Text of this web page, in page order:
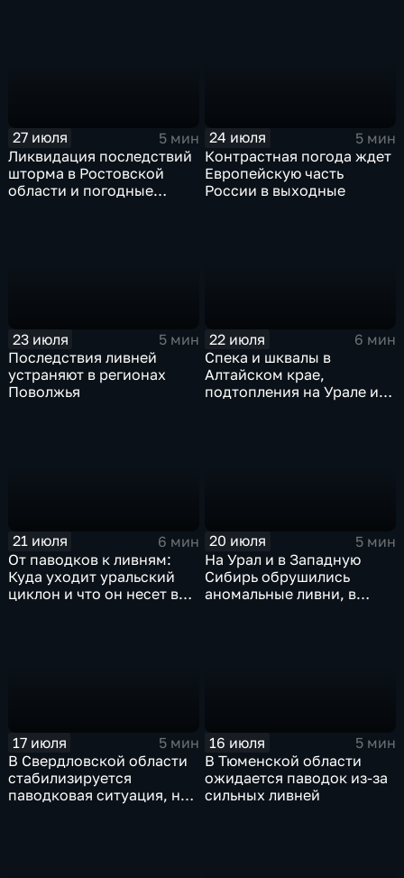
27 июля
5 мин
Ликвидация последствий
шторма в Ростовской
области и погодные
24 июля
5 мин
Контрастная погода ждет
Европейскую часть
России в выходные
23 июля
5 мин
Последствия ливней
устраняют в регионах
Поволжья
22 июля
6 мин
Спека и шквалы в
Алтайском крае,
подтопления на Урале и
21 июля
6 мин
От паводков к ливням:
Куда уходит уральский
циклон и что он несет в
20 июля
5 мин
На Урал и в Западную
Сибирь обрушились
аномальные ливни, в
17 июля
5 мин
В Свердловской области
стабилизируется
паводковая ситуация, но
16 июля
5 мин
В Тюменской области
ожидается паводок из-за
сильных ливней